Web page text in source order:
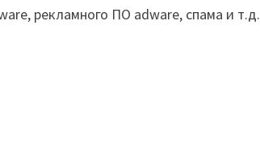
рекламного ПО adware, спама и т.д.